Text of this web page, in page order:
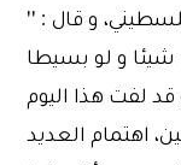
و قال : ''
و لو بسيطا
لفت هذا اليوم
اهتمام العديد